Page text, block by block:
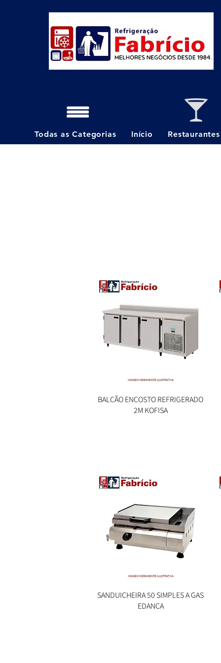
Visualização rápida
BALCÃO ENCOSTO REFRIGERADO
2M KOFISA
Visualização rápida
SANDUICHEIRA 50 SIMPLES A GAS
EDANCA
Todas as Categorias Início Restaurantes